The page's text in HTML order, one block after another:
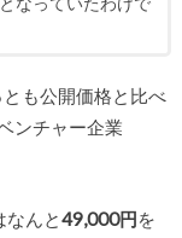
も公開価格と比べ
ンチャー企業
んと49,000円を